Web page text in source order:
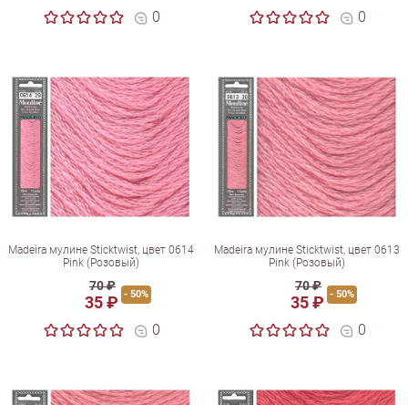
0 0
Madeira мулине Sticktwist, цвет 0614
Pink (Розовый)
70 ₽
35 ₽ - 50%
0
Madeira мулине Sticktwist, цвет 0613
Pink (Розовый)
70 ₽
35 ₽ - 50%
0